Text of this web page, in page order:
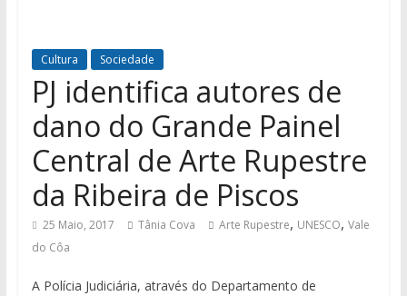
Cultura Sociedade
PJ identifica autores de
dano do Grande Painel
Central de Arte Rupestre
da Ribeira de Piscos
25 Maio, 2017 Tânia Cova Arte Rupestre, UNESCO, Vale
do Côa
A Polícia Judiciária, através do Departamento de